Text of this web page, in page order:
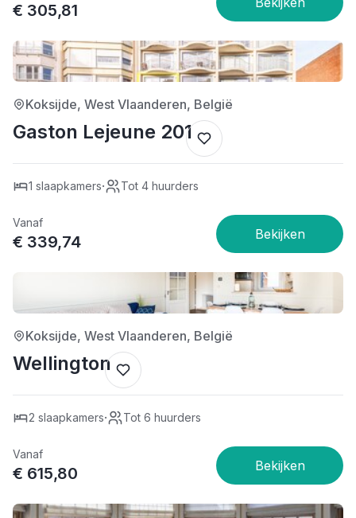
€ 305,81
4/5
Koksijde, West Vlaanderen, België
Gaston Lejeune 201
1 slaapkamers· Tot 4 huurders
Vanaf
€ 339,74
Koksijde, West Vlaanderen, België
Wellington
2 slaapkamers· Tot 6 huurders
Vanaf
€ 615,80